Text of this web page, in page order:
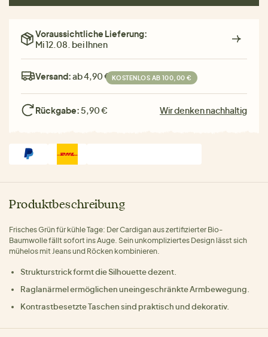
Voraussichtliche Lieferung:
Mi 12.08. bei Ihnen
Versand:ab 4,90 € KOSTENLOS AB 100,00 €
Rückgabe: 5,90 € Wir denken nachhaltig
Produktbeschreibung
Frisches Grün für kühle Tage: Der Cardigan aus zertifizierter Bio-
Baumwolle fällt sofort ins Auge. Sein unkompliziertes Design lässt sich
mühelos mit Jeans und Röcken kombinieren.
Strukturstrick formt die Silhouette dezent.
Raglanärmel ermöglichen uneingeschränkte Armbewegung.
Kontrastbesetzte Taschen sind praktisch und dekorativ.